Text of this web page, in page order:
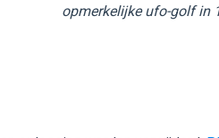
opmerkelijke ufo-golf in